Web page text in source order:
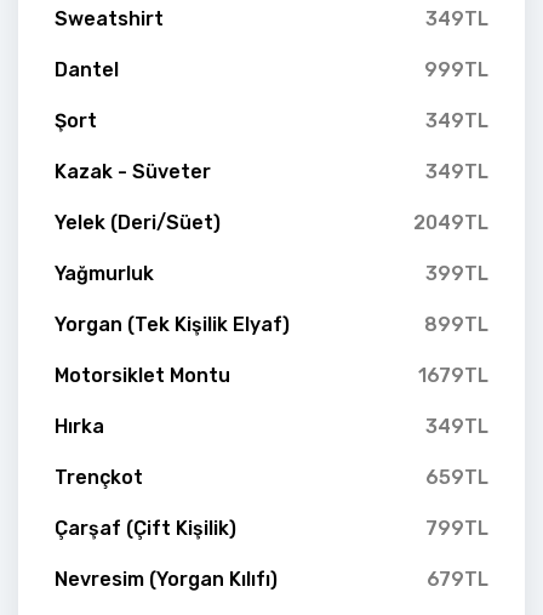
Sweatshirt 349TL
Dantel 999TL
Şort 349TL
Kazak - Süveter 349TL
Yelek (Deri/Süet) 2049TL
Yağmurluk 399TL
Yorgan (Tek Kişilik Elyaf) 899TL
Motorsiklet Montu 1679TL
Hırka 349TL
Trençkot 659TL
Çarşaf (Çift Kişilik) 799TL
Nevresim (Yorgan Kılıfı) 679TL